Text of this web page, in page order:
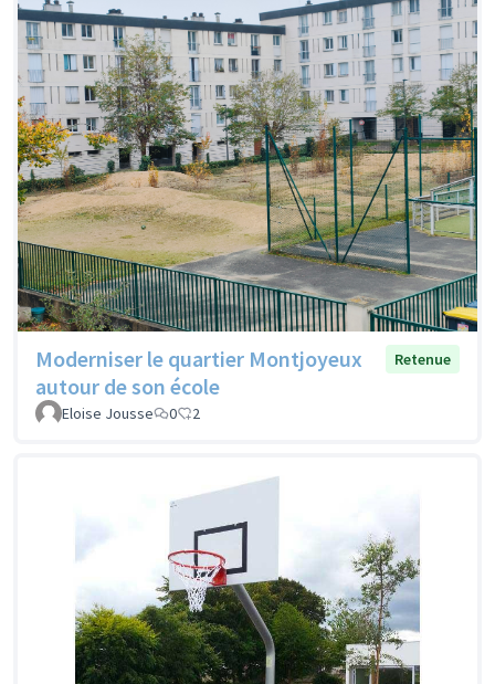
Moderniser le quartier Montjoyeux
autour de son école
Retenue
Eloise Jousse 0 2